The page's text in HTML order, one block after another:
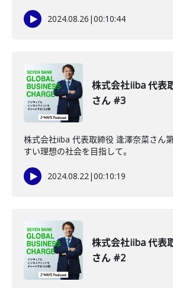
2024.08.26 |00:10:44
株式会社iiba 代表
さん #3
株式会社iiba 代表取締役 逢澤奈菜さん
すい理想の社会を目指して。
2024.08.22|00:10:19
株式会社iiba 代表
さん #2